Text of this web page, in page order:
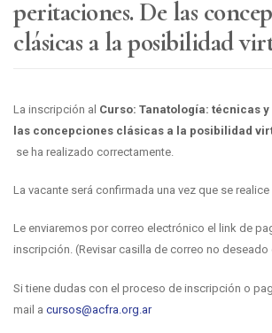
peritaciones. De las
clásicas a la posibilidad
La inscripción al Curso: Tanatología: técnicas
las concepciones clásicas a la posibilidad
se ha realizado correctamente.
La vacante será confirmada una vez que se
Le enviaremos por correo electrónico el link de
inscripción. (Revisar casilla de correo no deseado
Si tiene dudas con el proceso de inscripción o
mail a cursos@acfra.org.ar